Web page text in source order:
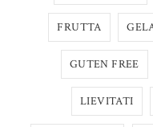
FRUTTA
GUTEN FREE
LIEVITATI